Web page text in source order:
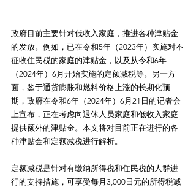
政府目前主要针对低收入家庭，推进各种津贴金
的发放。例如，已在令和5年（2023年）实施对不
征收住民税的家庭的津贴金，以及从令和6年
（2024年）6月开始实施的定额减税等。另一方
面，鉴于通货膨胀和燃料价格上涨的长期化预
期，政府在令和6年（2024年）6月21日的记者会
上宣布，正在考虑向退休人员家庭和低收入家庭
提供额外的津贴金。本文将对目前正在进行的各
种津贴金和定额减税进行解析。
定额减税是针对有缴纳所得税和住民税的人群进
行的支持措施，可享受每月3,000日元的所得税减